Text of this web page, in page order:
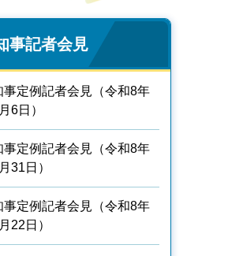
事記者会見
事定例記者会見（令和8年
6日）
事定例記者会見（令和8年
31日）
事定例記者会見（令和8年
22日）